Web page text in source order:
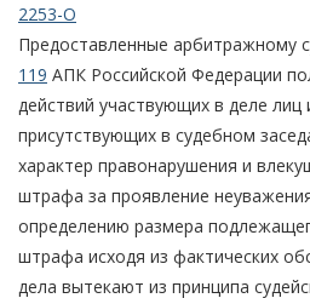
2253-О
Предоставленные арбитражному
119 АПК Российской Федерации
действий участвующих в деле лиц
присутствующих в судебном
характер правонарушения и
штрафа за проявление
определению размера
штрафа исходя из фактических
дела вытекают из принципа